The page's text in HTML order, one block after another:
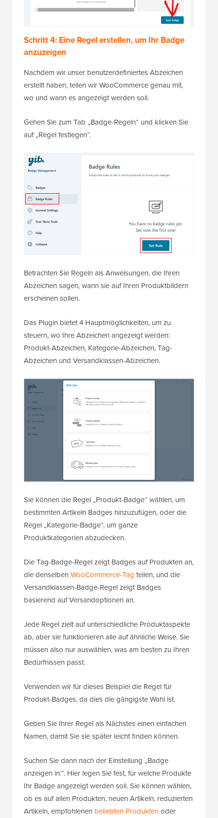
Schritt 4: Eine Regel erstellen, um Ihr Badge
anzuzeigen
Nachdem wir unser benutzerdefiniertes Abzeichen
erstellt haben, teilen wir WooCommerce genau mit,
wo und wann es angezeigt werden soll.
Gehen Sie zum Tab „Badge-Regeln“ und klicken Sie
auf „Regel festlegen“.
Betrachten Sie Regeln als Anweisungen, die Ihren
Abzeichen sagen, wann sie auf Ihren Produktbildern
erscheinen sollen.
Das Plugin bietet 4 Hauptmöglichkeiten, um zu
steuern, wo Ihre Abzeichen angezeigt werden:
Produkt-Abzeichen, Kategorie-Abzeichen, Tag-
Abzeichen und Versandklassen-Abzeichen.
Sie können die Regel „Produkt-Badge“ wählen, um
bestimmten Artikeln Badges hinzuzufügen, oder die
Regel „Kategorie-Badge“, um ganze
Produktkategorien abzudecken.
Die Tag-Badge-Regel zeigt Badges auf Produkten an,
die denselben WooCommerce-Tag teilen, und die
Versandklassen-Badge-Regel zeigt Badges
basierend auf Versandoptionen an.
Jede Regel zielt auf unterschiedliche Produktaspekte
ab, aber sie funktionieren alle auf ähnliche Weise. Sie
müssen also nur auswählen, was am besten zu Ihren
Bedürfnissen passt.
Verwenden wir für dieses Beispiel die Regel für
Produkt-Badges, da dies die gängigste Wahl ist.
Geben Sie Ihrer Regel als Nächstes einen einfachen
Namen, damit Sie sie später leicht finden können.
Suchen Sie dann nach der Einstellung „Badge
anzeigen in:“. Hier legen Sie fest, für welche Produkte
Ihr Badge angezeigt werden soll. Sie können wählen,
ob es auf allen Produkten, neuen Artikeln, reduzierten
Artikeln, empfohlenen beliebten Produktenoder